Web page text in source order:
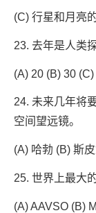
(C) 行星和月亮
23. 去年是人类
(A) 20 (B) 30
24. 未来几年将
空间望远镜。
(A) 哈勃 (B) 斯
25. 世界上最大
(A) AAVSO (B)